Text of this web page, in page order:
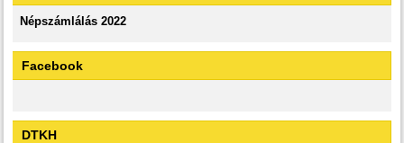
Népszámlálás 2022
Facebook
DTKH